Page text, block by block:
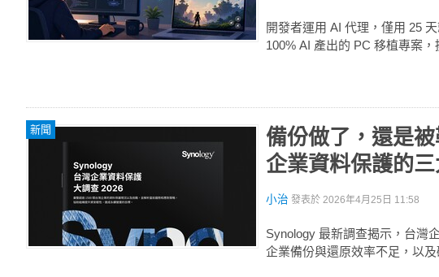
開發者運用 AI 代理，僅用 25
100% AI 產出的 PC 移植專案
新聞
備份做了，還是
企業資料保護的
小治 發表於 2026年4月25日 11:58
Synology 最新調查揭示，台灣
企業備份與還原效率不足，以